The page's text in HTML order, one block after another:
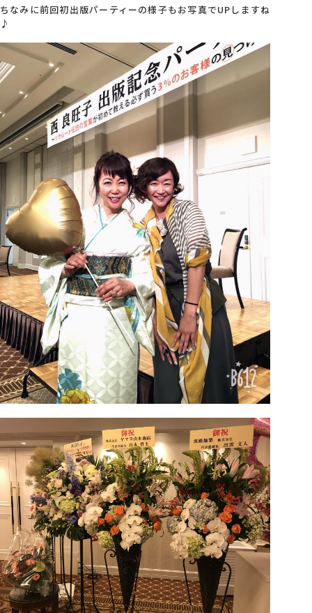
ちなみに前回初出版パーティーの様子もお写真でUPしますね
♪